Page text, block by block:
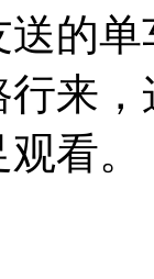
？
验
的
来
看。